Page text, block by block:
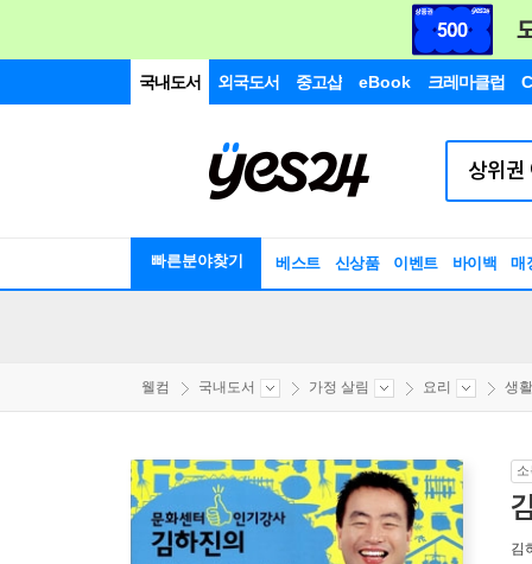
국내도서 외국도서 중고샵 eBook 크레마클럽
빠른분야찾기 베스트 신상품 이벤트 바이백 매
웰컴 국내도서 가정 살림 요리 생
김